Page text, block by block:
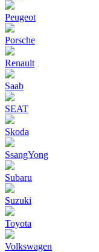
Peugeot
Porsche
Renault
Saab
SEAT
Skoda
SsangYong
Subaru
Suzuki
Toyota
Volkswagen